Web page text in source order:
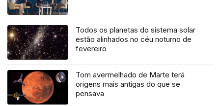
Todos os planetas do sistema solar
estão alinhados no céu noturno de
fevereiro
Tom avermelhado de Marte terá
origens mais antigas do que se
pensava